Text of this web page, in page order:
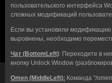
пользовательского интерфейса
сложных модификаций
Если вы установили модификацию
выровнены, необходимо
Чат (BottomLeft): Переходите в
кнопку Unlock Window
Omen (MiddleLeft): Команда "/